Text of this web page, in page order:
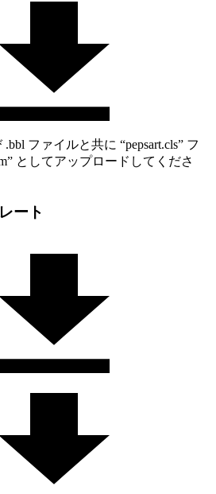
ファイルと共に “pepsart.cls” フ
としてアップロードしてくださ
ート